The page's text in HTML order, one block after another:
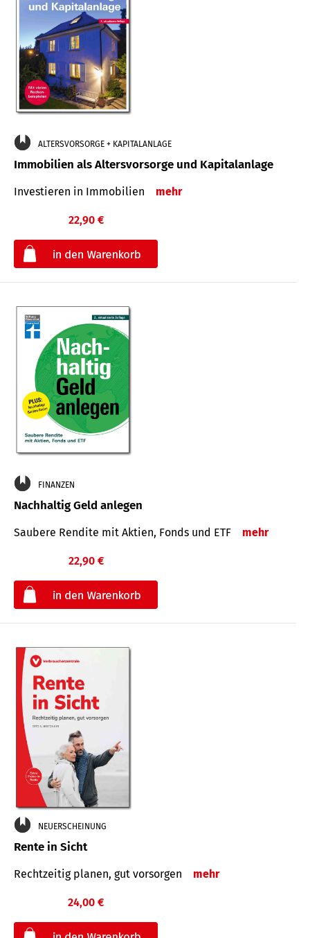
ALTERSVORSORGE + KAPITALANLAGE
Immobilien als Altersvorsorge und Kapitalanlage
Investieren in Immobilien mehr
22,90 €
FINANZEN
Nachhaltig Geld anlegen
Saubere Rendite mit Aktien, Fonds und ETF mehr
22,90 €
NEUERSCHEINUNG
Rente in Sicht
Rechtzeitig planen, gut vorsorgen mehr
24,00 €